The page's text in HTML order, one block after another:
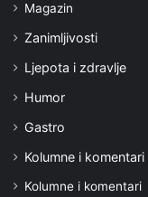
Magazin
Zanimljivosti
Ljepota i zdravlje
Humor
Gastro
Kolumne i komentari
Kolumne i komentari